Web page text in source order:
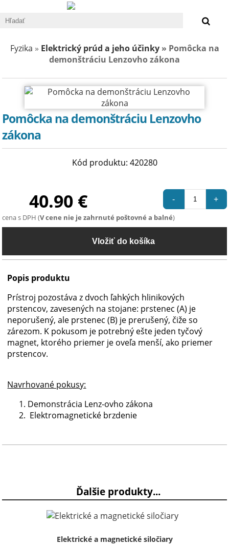
Fyzika » Elektrický prúd a jeho účinky» Pomôcka na
demonštráciu Lenzovho zákona
Pomôcka na demonštráciu Lenzovho
zákona
Kód produktu: 420280
40.90 € +
-
cena s DPH (V cene nie je zahrnuté poštovné a balné)
Popis produktu
Prístroj pozostáva z dvoch ľahkých hlinikových
prstencov, zavesených na stojane: prstenec (A) je
neporušený, ale prstenec (B) je prerušený, čiže so
zárezom. K pokusom je potrebný ešte jeden tyčový
magnet, ktorého priemer je oveľa menší, ako priemer
prstencov.
Navrhované pokusy:
Demonstrácia Lenz-ovho zákona
Elektromagnetické brzdenie
Ďalšie produkty...
Elektrické a magnetické siločiary